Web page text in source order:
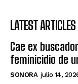
LATEST ARTICLES
Cae ex
feminicidio de
SONORA julio 14,